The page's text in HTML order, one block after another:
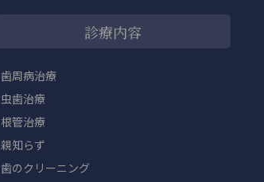
診療内容
歯周病治療
虫歯治療
根管治療
親知らず
歯のクリーニング